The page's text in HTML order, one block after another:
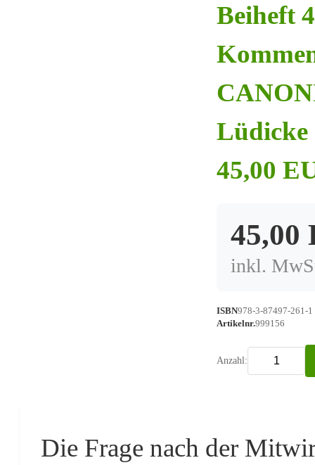
Beiheft
Lüdicke
45,00
45,00
inkl.
ISBN978-3-87497-261-1
Artikelnr.999156
Anzahl:
Die Frage nach der